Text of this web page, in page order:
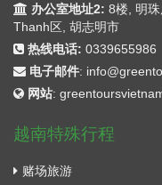
办公室地址2: 8楼, 明
Thanh区, 胡志明市
热线电话: 0339655986
电子邮件:
网站:
越南特殊行程
赌场旅游